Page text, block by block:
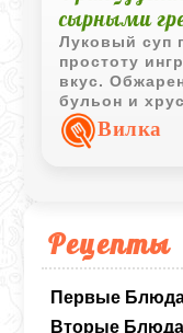
Рецепты
Первые
Вторые Блюда
сырными
Луковый суп
простоту
вкус.
бульон и
создают
которое
Вилка